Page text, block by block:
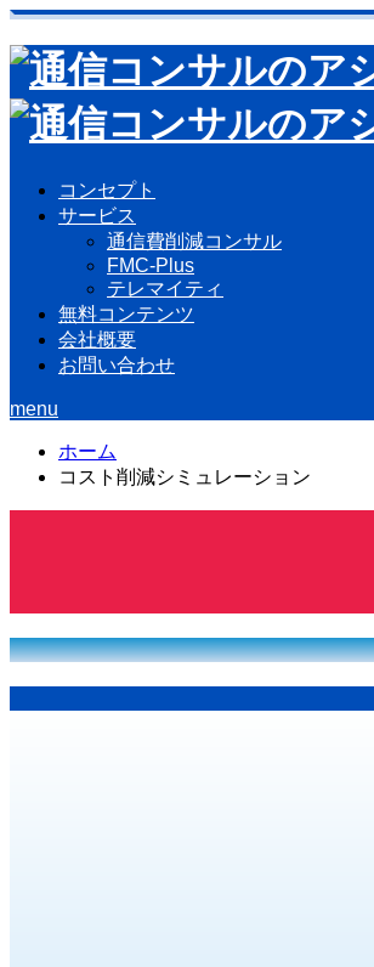
コンセプト
サービス
通信費削減コンサル
FMC-Plus
テレマイティ
無料コンテンツ
会社概要
お問い合わせ
menu
ホーム
コスト削減シミュレーション